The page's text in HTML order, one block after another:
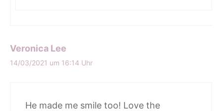
Veronica Lee
14/03/2021 um 16:14 Uhr
He made me smile too! Love the